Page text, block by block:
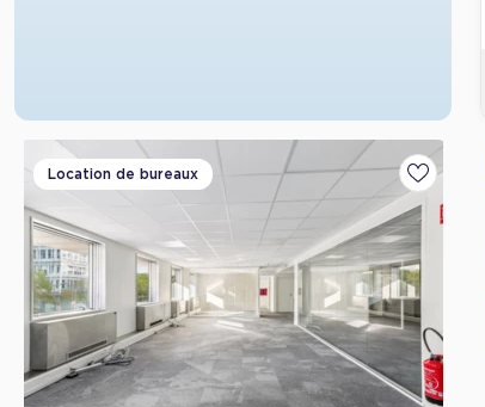
Location de bureaux
Ajouter